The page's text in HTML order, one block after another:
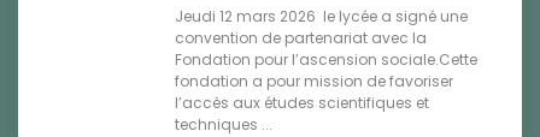
Jeudi 12 mars 2026 le lycée a signé une
convention de partenariat avec la
Fondation pour l’ascension sociale.Cette
fondation a pour mission de favoriser
l’accès aux études scientifiques et
techniques ...